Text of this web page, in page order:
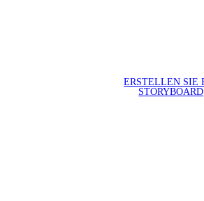
ERSTELLEN SIE
STORYBOARD